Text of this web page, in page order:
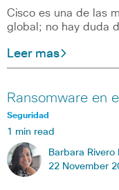
Cisco es una de las
global; no hay duda
Leer mas
Ransomware en
Seguridad
1 min read
Barbara Rivero
22 November